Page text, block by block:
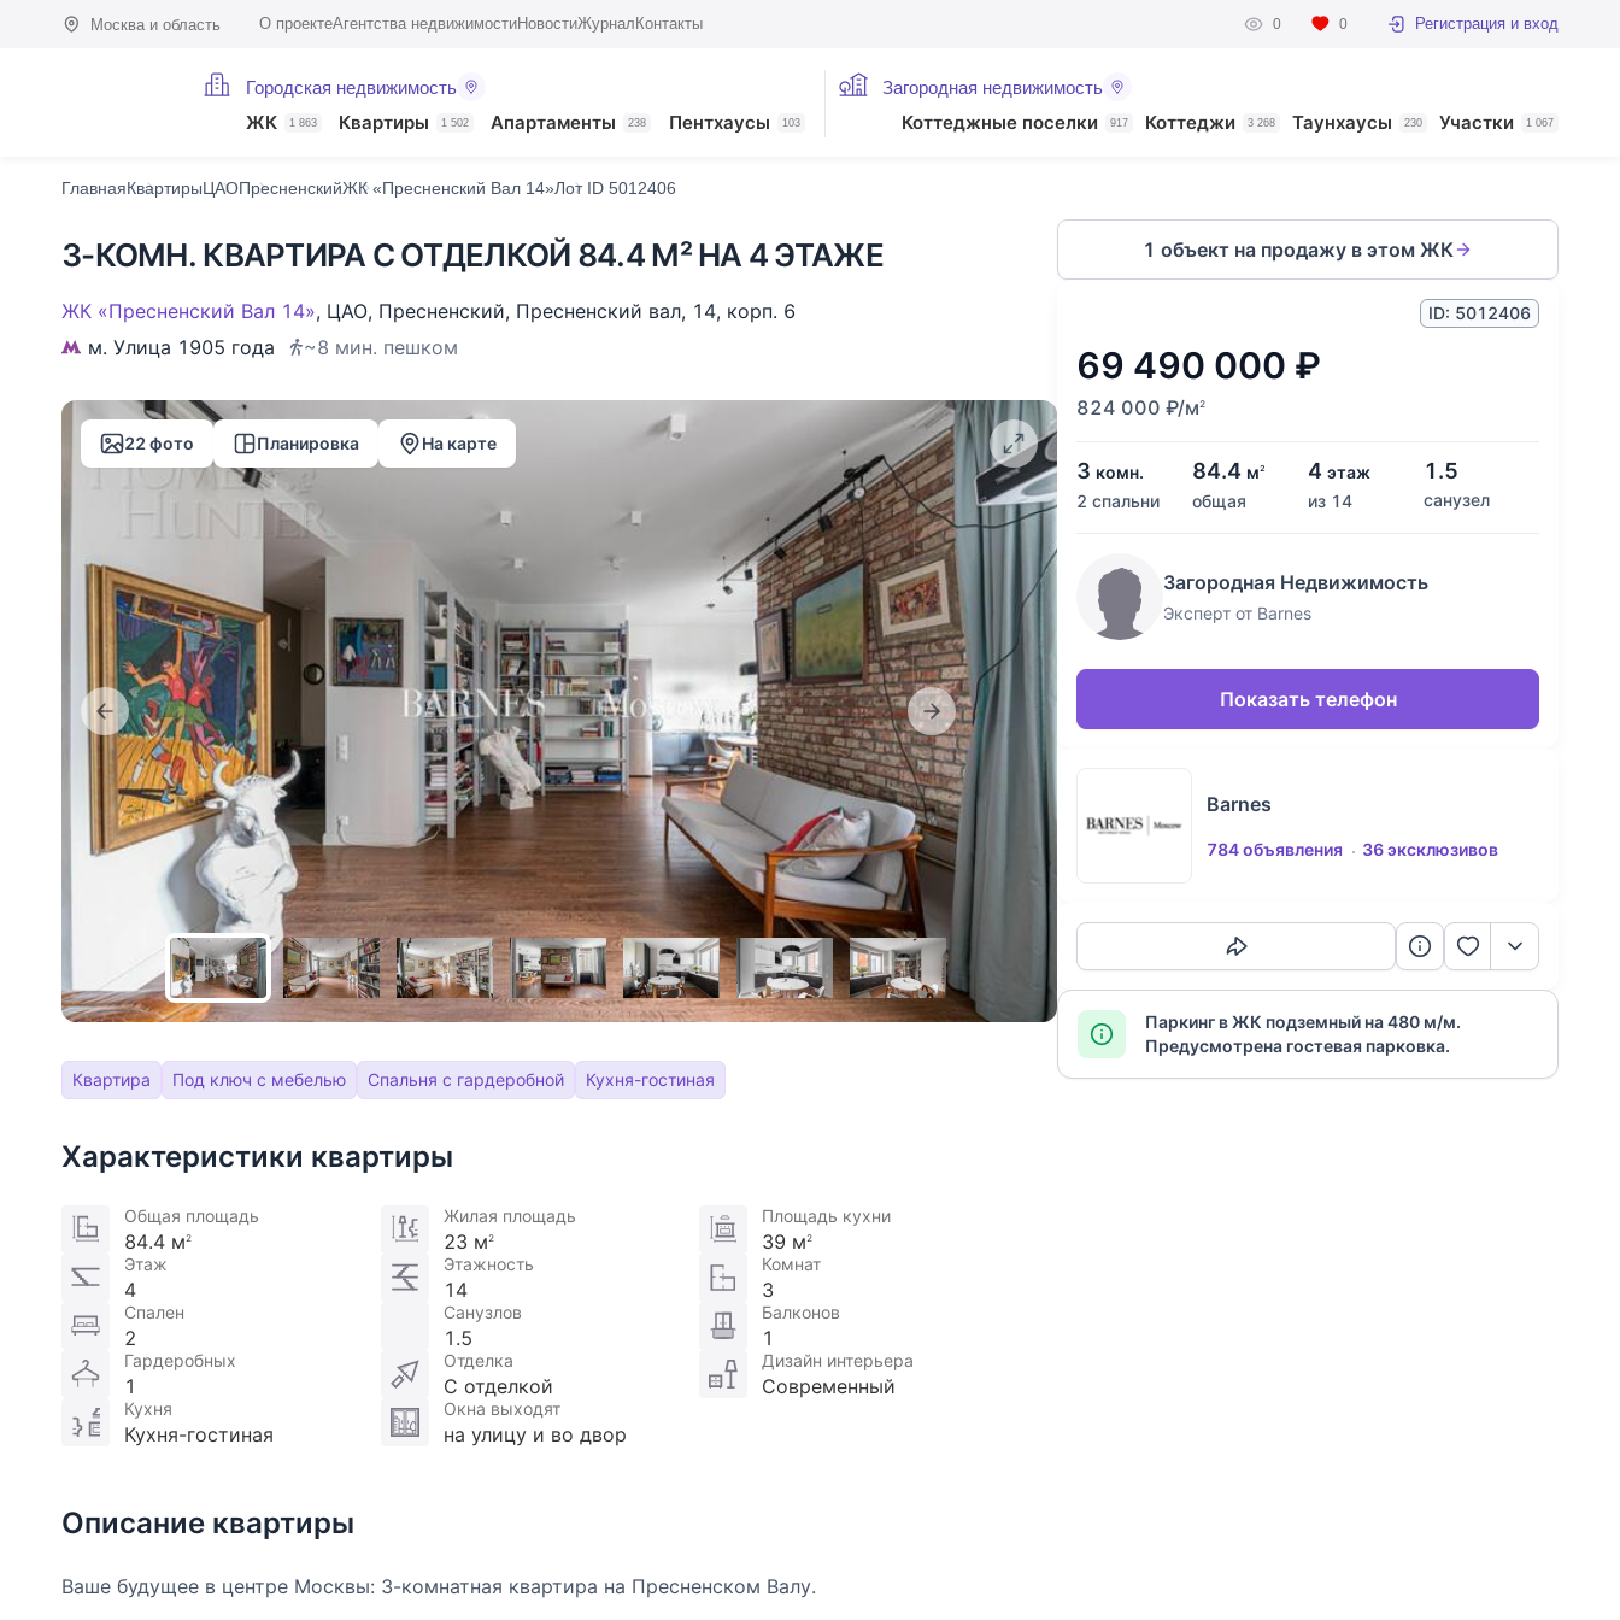
Москва и область О проектеАгентства недвижимостиНовостиЖурнал Контакты 0 0 Регистрация и вход
Городская недвижимость
ЖК 1 863 Квартиры 1 502 Апартаменты 238 Пентхаусы 103
Загородная недвижимость
Коттеджные поселки 917 Коттеджи 3 268 Таунхаусы 230 Участки 1 067
ГлавнаяКвартирыЦАОПресненскийЖК «Пресненский Вал 14»Лот ID 5012406
3-КОМН. КВАРТИРА С ОТДЕЛКОЙ 84.4 М² НА 4 ЭТАЖЕ
ЖК «Пресненский Вал 14», ЦАО, Пресненский, Пресненский вал, 14, корп. 6
м. Улица 1905 года
~8 мин. пешком
22 фото Планировка На карте
Квартира Под ключ с мебелью Спальня с гардеробной Кухня-гостиная
Характеристики квартиры
Общая площадь
84.4 м 2
Жилая площадь
23 м 2
Площадь кухни
39 м2
Этаж
4
Этажность
14
Комнат
3
Спален
2
Санузлов
1.5
Балконов
1
Гардеробных
1
Отделка
С отделкой
Дизайн интерьера
Современный
Кухня
Кухня-гостиная
Окна выходят
на улицу и во двор
Описание квартиры
Ваше будущее в центре Москвы: 3-комнатная квартира на Пресненском Валу.
1 объект на продажу в этом ЖК
ID: 5012406
69 490 000 ₽
824 000 ₽/м2
3 комн.
2 спальни
84.4 м2
общая
4 этаж
из 14
1.5
санузел
Загородная Недвижимость
Эксперт от Barnes
Показать телефон
Barnes
784 объявления
36 эксклюзивов
Паркинг в ЖК подземный на 480 м/м.
Предусмотрена гостевая парковка.
ХарактеристикиОписаниеО домеНа карте